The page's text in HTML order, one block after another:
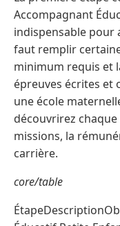
Accompagnant
indispensable pour
faut remplir
minimum requis et
épreuves écrites et
une école
découvrirez
missions, la
carrière.
core/table